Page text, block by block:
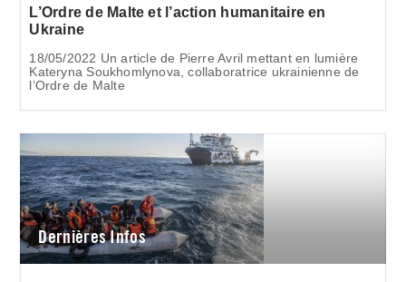
L’Ordre de Malte et l’action humanitaire en
Ukraine
18/05/2022 Un article de Pierre Avril mettant en lumière
Kateryna Soukhomlynova, collaboratrice ukrainienne de
l’Ordre de Malte
Dernières Infos